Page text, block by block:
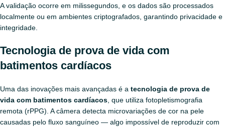
A validação ocorre em milissegundos, e os dados são processados
localmente ou em ambientes criptografados, garantindo privacidade e
integridade.
Tecnologia de prova de vida com
batimentos cardíacos
Uma das inovações mais avançadas é a tecnologia de prova de
vida com batimentos cardíacos , que utiliza fotopletismografia
remota (rPPG). A câmera detecta microvariações de cor na pele
causadas pelo fluxo sanguíneo — algo impossível de reproduzir com